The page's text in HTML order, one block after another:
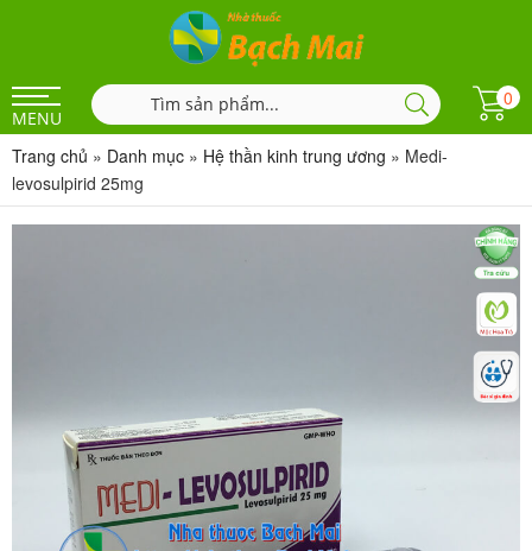
MENU
0
Trang chủ » Danh mục » Hệ thần kinh trung ương » Medi-
levosulpirid 25mg